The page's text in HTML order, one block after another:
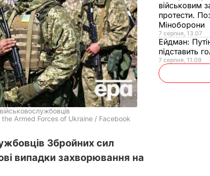
Armed Forces of Ukraine / Facebook
Збройних сил
випадки захворювання на
військовим
протести.
Міноборони
7 серпня, 13.07
Ейдман:
підставить
7 серпня, 11.09